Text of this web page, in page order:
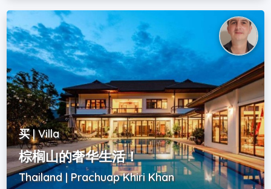
买 | Villa
棕榈山的奢华生活！
Thailand | Prachuap Khiri Khan